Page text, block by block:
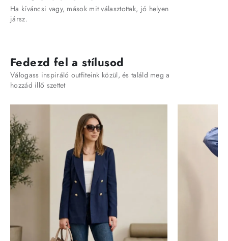
Ha kíváncsi vagy, mások mit választottak, jó helyen
jársz.
Fedezd fel a stílusod
Válogass inspiráló outfiteink közül, és találd meg a
hozzád illő szettet